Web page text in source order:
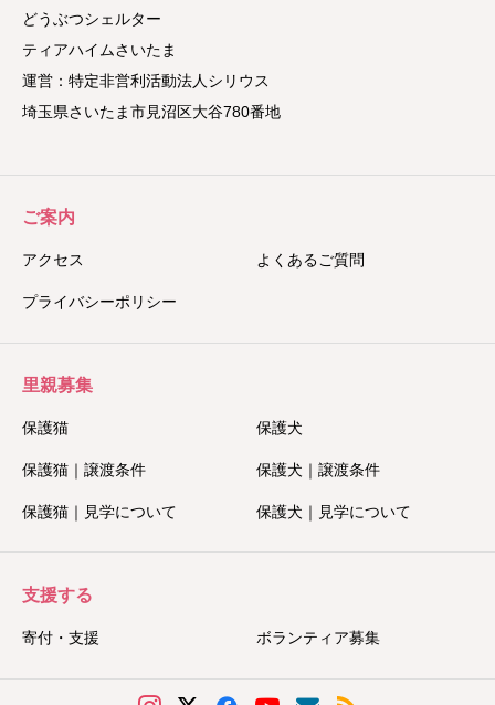
どうぶつシェルター
ティアハイムさいたま
運営：特定非営利活動法人シリウス
埼玉県さいたま市見沼区大谷780番地
ご案内
アクセス よくあるご質問
プライバシーポリシー
里親募集
保護猫 保護犬
保護猫｜譲渡条件 保護犬｜譲渡条件
保護猫｜見学について 保護犬｜見学について
支援する
寄付・支援 ボランティア募集